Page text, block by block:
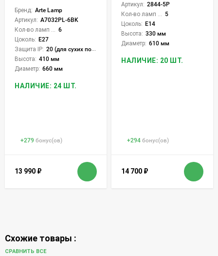
Бренд: Arte Lamp
Артикул: A7032PL-6BK
6
Цоколь: E27
Защита IP: 20 (для сухих пом.)
Высота: 410 мм
Диаметр: 660 мм
НАЛИЧИЕ: 24 ШТ.
+279 бонус(ов)
13 990 ₽
Артикул: 2844-5P
5
Цоколь: E14
Высота: 330 мм
Диаметр: 610 мм
НАЛИЧИЕ: 20 ШТ.
+294 бонус(ов)
14 700 ₽
Схожие товары :
СРАВНИТЬ ВСЕ